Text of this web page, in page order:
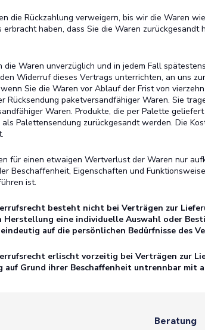
die Rückzahlung verweigern, bis wir die Waren
erbracht haben, dass Sie die Waren
die Waren unverzüglich und in jedem Fall
Widerruf dieses Vertrags unterrichten, an uns
Sie die Waren vor Ablauf der Frist von
Rücksendung paketversandfähiger Waren. Sie
Waren. Produkte, die per Palette
Palettensendung zurückgesandt werden. Die
für einen etwaigen Wertverlust der Waren nur
Beschaffenheit, Eigenschaften und
ist.
besteht nicht bei Verträgen zur
Herstellung eine individuelle Auswahl oder
auf die persönlichen Bedürfnisse des
erlischt vorzeitig bei Verträgen zur
auf Grund ihrer Beschaffenheit untrennbar mit
Beratung